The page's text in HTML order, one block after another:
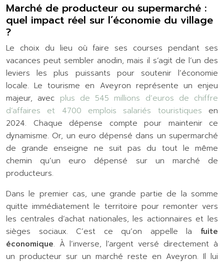
Marché de producteur ou supermarché :
quel impact réel sur l’économie du village
?
Le choix du lieu où faire ses courses pendant ses
vacances peut sembler anodin, mais il s’agit de l’un des
leviers les plus puissants pour soutenir l’économie
locale. Le tourisme en Aveyron représente un enjeu
majeur, avec plus de 545 millions d’euros de chiffre
d’affaires et 4700 emplois salariés touristiques en
2024. Chaque dépense compte pour maintenir ce
dynamisme. Or, un euro dépensé dans un supermarché
de grande enseigne ne suit pas du tout le même
chemin qu’un euro dépensé sur un marché de
producteurs.
Dans le premier cas, une grande partie de la somme
quitte immédiatement le territoire pour remonter vers
les centrales d’achat nationales, les actionnaires et les
sièges sociaux. C’est ce qu’on appelle la fuite
économique. À l’inverse, l’argent versé directement à
un producteur sur un marché reste en Aveyron. Il lui